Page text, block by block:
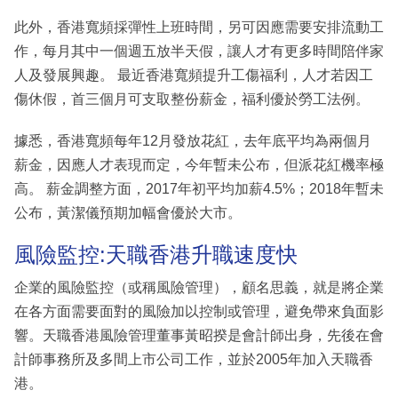
此外，香港寬頻採彈性上班時間，另可因應需要安排流動工
作，每月其中一個週五放半天假，讓人才有更多時間陪伴家
人及發展興趣。 最近香港寬頻提升工傷福利，人才若因工
傷休假，首三個月可支取整份薪金，福利優於勞工法例。
據悉，香港寬頻每年12月發放花紅，去年底平均為兩個月
薪金，因應人才表現而定，今年暫未公布，但派花紅機率極
高。 薪金調整方面，2017年初平均加薪4.5%；2018年暫未
公布，黃潔儀預期加幅會優於大市。
風險監控:天職香港升職速度快
企業的風險監控（或稱風險管理），顧名思義，就是將企業
在各方面需要面對的風險加以控制或管理，避免帶來負面影
響。天職香港風險管理董事黃昭揆是會計師出身，先後在會
計師事務所及多間上市公司工作，並於2005年加入天職香
港。